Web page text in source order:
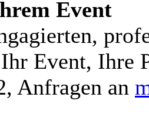
Event
Event, Ihre
Anfragen an